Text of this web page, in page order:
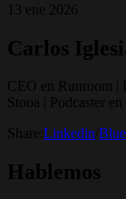
13 ene 2026
Carlos
CEO en Runroom |
Stooa | Podcaster
Share: Linkedin
Hablemos